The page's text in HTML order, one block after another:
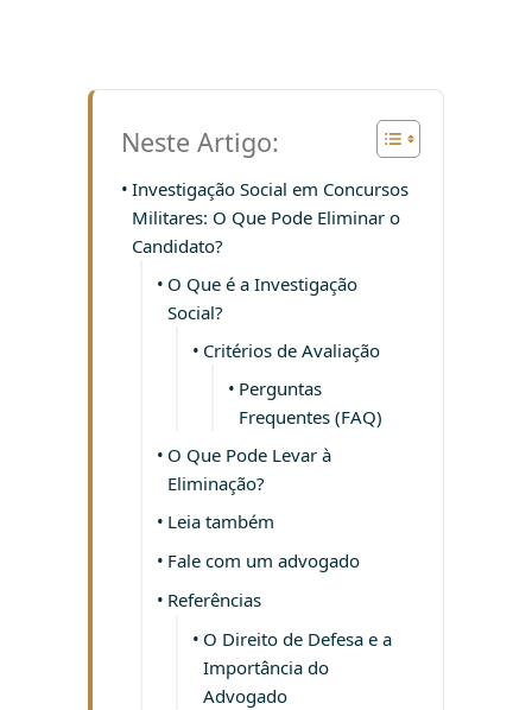
Neste Artigo:
Investigação Social em Concursos
Militares: O Que Pode Eliminar o
Candidato?
O Que é a Investigação
Social?
Critérios de Avaliação
Perguntas
Frequentes (FAQ)
O Que Pode Levar à
Eliminação?
Leia também
Fale com um advogado
Referências
O Direito de Defesa e a
Importância do
Advogado